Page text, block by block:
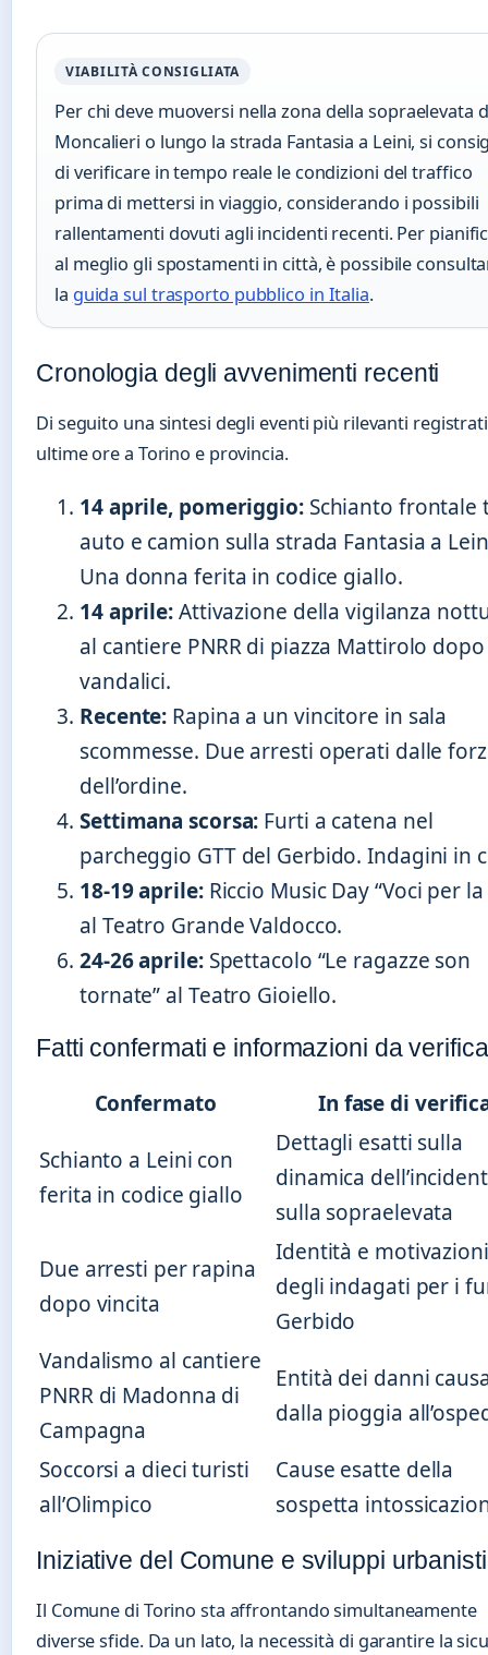
VIABILITÀ CONSIGLIATA
Per chi deve muoversi nella zona della sopraelevata
Moncalieri o lungo la strada Fantasia a Leini, si
di verificare in tempo reale le condizioni del traffico
prima di mettersi in viaggio, considerando i possibili
rallentamenti dovuti agli incidenti recenti. Per
al meglio gli spostamenti in città, è possibile
la guida sul trasporto pubblico in Italia.
Cronologia degli avvenimenti recenti
Di seguito una sintesi degli eventi più rilevanti
ultime ore a Torino e provincia.
14 aprile, pomeriggio:Schianto frontale
auto e camion sulla strada Fantasia a
Una donna ferita in codice giallo.
14 aprile:Attivazione della vigilanza
al cantiere PNRR di piazza Mattirolo
vandalici.
Recente: Rapina a un vincitore in sala
scommesse. Due arresti operati dalle
dell’ordine.
Settimana scorsa: Furti a catena nel
parcheggio GTT del Gerbido. Indagini in
18-19 aprile:Riccio Music Day “Voci per la
al Teatro Grande Valdocco.
24-26 aprile:Spettacolo “Le ragazze son
tornate” al Teatro Gioiello.
Fatti confermati e informazioni da
Confermato
In fase di
Schianto a Leini con
ferita in codice giallo
Dettagli esatti sulla
dinamica
sulla sopraelevata
Due arresti per rapina
dopo vincita
Identità e motivazioni
degli indagati per i
Gerbido
Vandalismo al cantiere
PNRR di Madonna di
Campagna
Entità dei danni
dalla pioggia
Soccorsi a dieci turisti
all’Olimpico
Cause esatte della
sospetta
Iniziative del Comune e sviluppi
Il Comune di Torino sta affrontando simultaneamente
diverse sfide. Da un lato, la necessità di garantire la